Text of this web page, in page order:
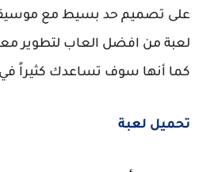
على تصميم حد بسيط مع
لعبة من افضل العاب لتطوير
كما أنها سوف تساعدك كثيراً
تحميل لعبة